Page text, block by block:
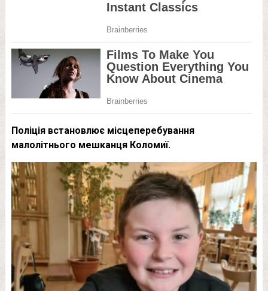
Поліція встановлює місцеперебування
малолітнього мешканця Коломиї.